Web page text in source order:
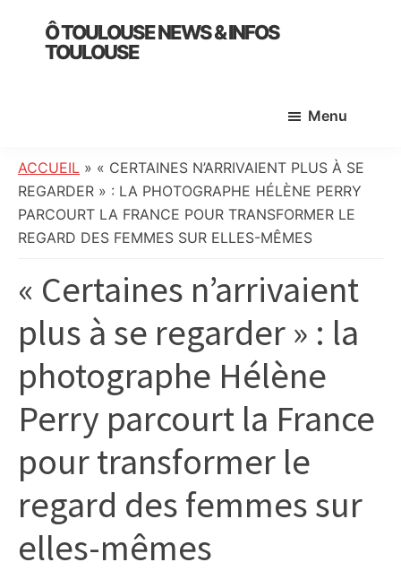
primary
Ô TOULOUSE NEWS & INFOS
TOULOUSE
:
info
locale,
société,
politique,
météo,
faits
et
initiatives
citoyennes
Menu
ACCUEIL » « CERTAINES N’ARRIVAIENT PLUS À SE
REGARDER » : LA PHOTOGRAPHE HÉLÈNE PERRY
PARCOURT LA FRANCE POUR TRANSFORMER LE
REGARD DES FEMMES SUR ELLES-MÊMES
« Certaines n’arrivaient
plus à se regarder » : la
photographe Hélène
Perry parcourt la France
pour transformer le
regard des femmes sur
elles-mêmes